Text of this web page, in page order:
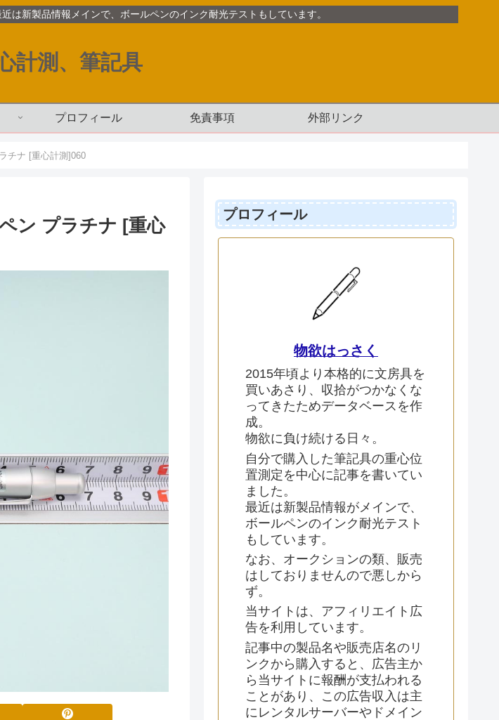
は新製品情報メインで、ボールペンのインク耐光テストもしています。
計測、筆記具
プロフィール 免責事項 外部リンク
チナ [重心計測]060
ン プラチナ [重心
プロフィール
物欲はっさく
2015年頃より本格的に文房具を
買いあさり、収拾がつかなくな
ってきたためデータベースを作
成。
物欲に負け続ける日々。
自分で購入した筆記具の重心位
置測定を中心に記事を書いてい
ました。
最近は新製品情報がメインで、
ボールペンのインク耐光テスト
もしています。
なお、オークションの類、販売
はしておりませんので悪しから
ず。
当サイトは、アフィリエイト広
告を利用しています。
記事中の製品名や販売店名のリ
ンクから購入すると、広告主か
ら当サイトに報酬が支払われる
ことがあり、この広告収入は主
にレンタルサーバーやドメイン